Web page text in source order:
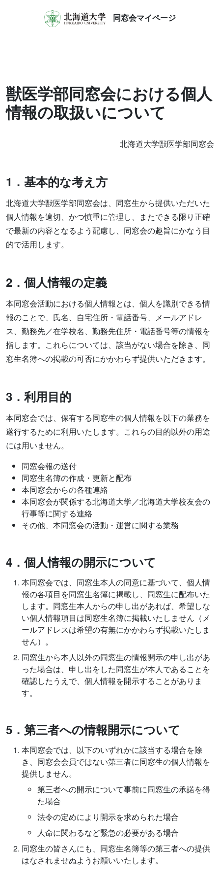
同窓会マイページ
獣医学部同窓会における個人
情報の取扱いについて
北海道大学獣医学部同窓会
1 ．基本的な考え方
北海道大学獣医学部同窓会は、同窓生から提供いただいた
個人情報を適切、かつ慎重に管理し、またできる限り正確
で最新の内容となるよう配慮し、同窓会の趣旨にかなう目
的で活用します。
2 ．個人情報の定義
本同窓会活動における個人情報とは、個人を識別できる情
報のことで、氏名、自宅住所・電話番号、メールアドレ
ス、勤務先／在学校名、勤務先住所・電話番号等の情報を
指します。これらについては、該当がない場合を除き、同
窓生名簿への掲載の可否にかかわらず提供いただきます。
3 ．利用目的
本同窓会では、保有する同窓生の個人情報を以下の業務を
遂行するために利用いたします。これらの目的以外の用途
には用いません。
同窓会報の送付
同窓生名簿の作成・更新と配布
本同窓会からの各種連絡
本同窓会が関係する北海道大学／北海道大学校友会の
行事等に関する連絡
その他、本同窓会の活動・運営に関する業務
4 ．個人情報の開示について
本同窓会では、同窓生本人の同意に基づいて、個人情
報の各項目を同窓生名簿に掲載し、同窓生に配布いた
します。同窓生本人からの申し出があれば、希望しな
い個人情報項目は同窓生名簿に掲載いたしません（メ
ールアドレスは希望の有無にかかわらず掲載いたしま
せん）。
同窓生から本人以外の同窓生の情報開示の申し出があ
った場合は、申し出をした同窓生が本人であることを
確認したうえで、個人情報を開示することがありま
す。
5 ．第三者への情報開示について
本同窓会では、以下のいずれかに該当する場合を除
き、同窓会会員ではない第三者に同窓生の個人情報を
提供しません。
第三者への開示について事前に同窓生の承諾を得
た場合
法令の定めにより開示を求められた場合
人命に関わるなど緊急の必要がある場合
同窓生の皆さんにも、同窓生名簿等の第三者への提供
はなされませぬようお願いいたします。